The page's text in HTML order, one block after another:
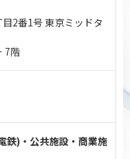
2番1号 東京ミッドタ
7階
鉄)・公共施設・商業施